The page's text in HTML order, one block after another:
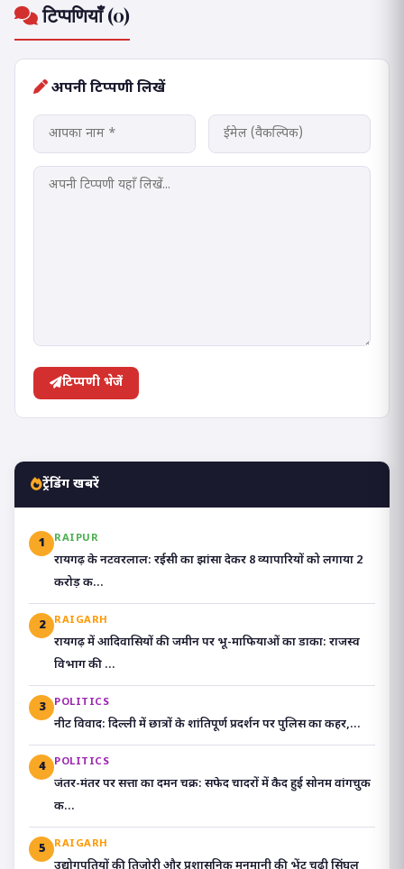
टिप्पणियाँ (0)
अपनी टिप्पणी लिखें
टिप्पणी भेजें
ट्रेंडिंग खबरें
1 RAIPUR
रायगढ़ के नटवरलाल: रईसी का झांसा देकर 8 व्यापारियों को लगाया 2
करोड़ क...
2 RAIGARH
रायगढ़ में आदिवासियों की जमीन पर भू-माफियाओं का डाका: राजस्व
विभाग की ...
3 POLITICS
​नीट विवाद: दिल्ली में छात्रों के शांतिपूर्ण प्रदर्शन पर पुलिस का कहर,...
4 POLITICS
जंतर-मंतर पर सत्ता का दमन चक्र: सफेद चादरों में कैद हुई सोनम वांगचुक
क...
5 RAIGARH
उद्योगपतियों की तिजोरी और प्रशासनिक मनमानी की भेंट चढ़ी सिंघल